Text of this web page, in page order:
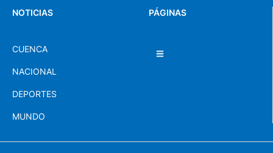
PÁGINAS
NOTICIAS
CUENCA
NACIONAL
DEPORTES
MUNDO